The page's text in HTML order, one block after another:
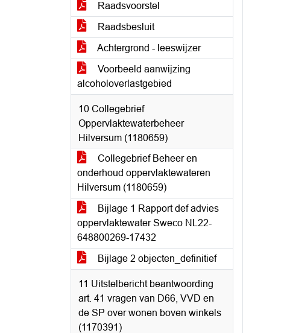
Raadsvoorstel
Raadsbesluit
Achtergrond - leeswijzer
Voorbeeld aanwijzing
alcoholoverlastgebied
10 Collegebrief
Oppervlaktewaterbeheer
Hilversum (1180659)
Collegebrief Beheer en
onderhoud oppervlaktewateren
Hilversum (1180659)
Bijlage 1 Rapport def advies
oppervlaktewater Sweco NL22-
648800269-17432
Bijlage 2 objecten_definitief
11 Uitstelbericht beantwoording
art. 41 vragen van D66, VVD en
de SP over wonen boven winkels
(1170391)